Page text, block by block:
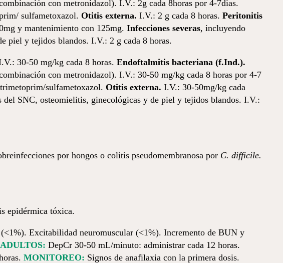
con metronidazol). I.V.: 2g cada 8horas por 4-7días.
sulfametoxazol. Otitis externa. I.V.: 2 g cada 8 horas. Peritonitis
y mantenimiento con 125mg. Infecciones severas, incluyendo
piel y tejidos blandos. I.V.: 2 g cada 8 horas.
30-50 mg/kg cada 8 horas. Endoftalmitis bacteriana (f.Ind.).
con metronidazol). I.V.: 30-50 mg/kg cada 8 horas por 4-7
sulfametoxazol. Otitis externa. I.V.: 30-50mg/kg cada
SNC, osteomielitis, ginecológicas y de piel y tejidos blandos. I.V.:
por hongos o colitis pseudomembranosa por C. difficile.
epidérmica tóxica.
Excitabilidad neuromuscular (<1%). Incremento de BUN y
DepCr 30-50 mL/minuto: administrar cada 12 horas.
MONITOREO: Signos de anafilaxia con la primera dosis.